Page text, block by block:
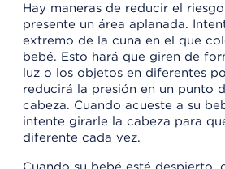
Hay maneras de reducir el
presente un área aplanada.
extremo de la cuna en el que
bebé. Esto hará que giren de
luz o los objetos en diferentes
reducirá la presión en un punto
cabeza. Cuando acueste a su
intente girarle la cabeza para
diferente cada vez.